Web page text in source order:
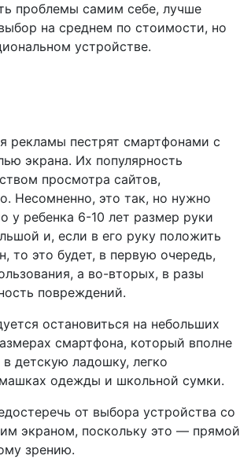
проблемы самим себе, лучше
на среднем по стоимости, но
устройстве.
рекламы пестрят смартфонами с
экрана. Их популярность
просмотра сайтов,
Несомненно, это так, но нужно
у ребенка 6-10 лет размер руки
и, если в его руку положить
то это будет, в первую очередь,
а во-вторых, в разы
повреждений.
остановиться на небольших
смартфона, который вполне
детскую ладошку, легко
одежды и школьной сумки.
от выбора устройства со
экраном, поскольку это — прямой
зрению.